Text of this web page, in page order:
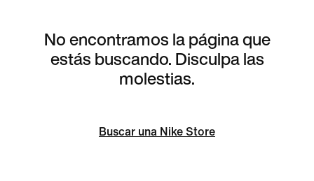
No encontramos la página que
estás buscando. Disculpa las
molestias.
Buscar una Nike Store